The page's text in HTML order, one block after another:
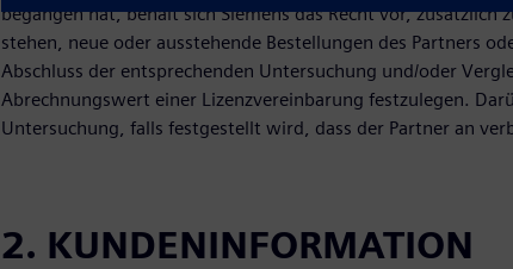
begangen hat, behält sich Siemens das Recht vor,
stehen, neue oder ausstehende Bestellungen des Partners
Abschluss der entsprechenden Untersuchung und/oder
Abrechnungswert einer Lizenzvereinbarung festzulegen.
Untersuchung, falls festgestellt wird, dass der Partner an
2. KUNDENINFORMATION